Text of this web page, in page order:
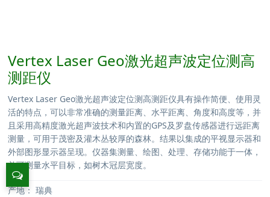
Vertex Laser Geo激光超声波定位测高
测距仪
Vertex Laser Geo激光超声波定位测高测距仪具有操作简便、使用灵
活的特点，可以非常准确的测量距离、水平距离、角度和高度等，并
且采用高精度激光超声波技术和内置的GPS及罗盘传感器进行远距离
测量，可用于茂密及灌木丛较厚的森林。结果以集成的平视显示器和
外部图形显示器呈现。仪器集测量、绘图、处理、存储功能于一体，
并可测量水平目标，如树木冠层宽度。
产地： 瑞典